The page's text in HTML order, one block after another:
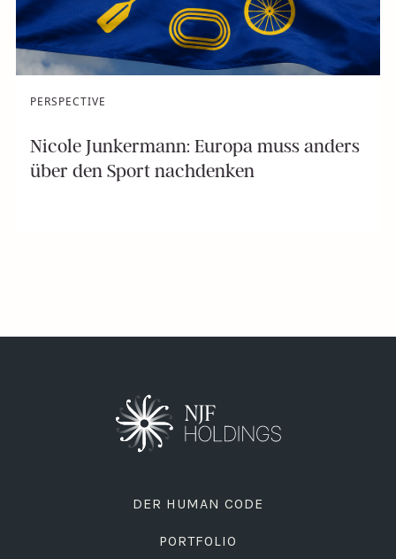
PERSPECTIVE
Nicole Junkermann: Europa muss anders
über den Sport nachdenken
DER HUMAN CODE
PORTFOLIO